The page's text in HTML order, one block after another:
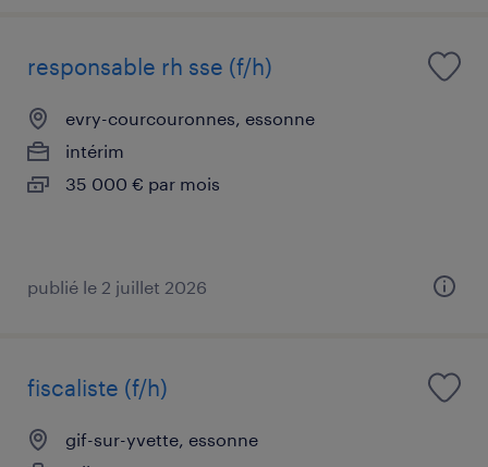
responsable rh sse (f/h)
evry-courcouronnes, essonne
intérim
35 000 € par mois
publié le 2 juillet 2026
fiscaliste (f/h)
gif-sur-yvette, essonne